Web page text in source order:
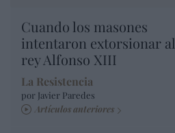
Cuando los masones
intentaron extorsionar al
rey Alfonso XIII
La Resistencia
por Javier Paredes
Artículos anteriores